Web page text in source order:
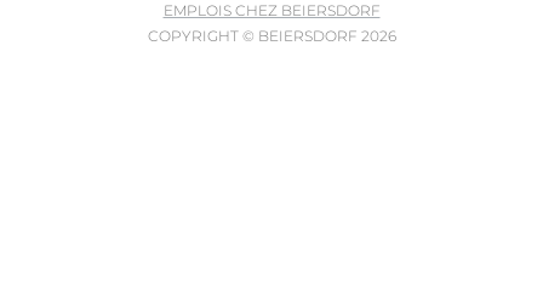
EMPLOIS CHEZ BEIERSDORF
COPYRIGHT © BEIERSDORF 2026